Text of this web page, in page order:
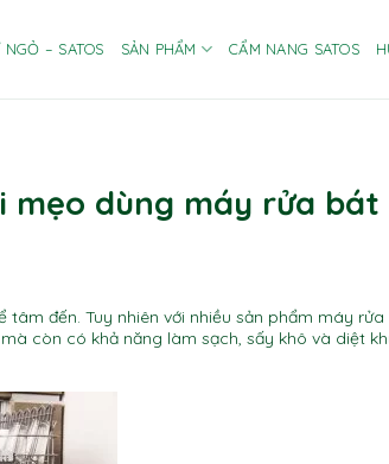
NGỎ – SATOS SẢN PHẨM CẨM NANG SATOS
mẹo dùng máy rửa
đến. Tuy nhiên với nhiều sản phẩm máy rửa
còn có khả năng làm sạch, sấy khô và diệt